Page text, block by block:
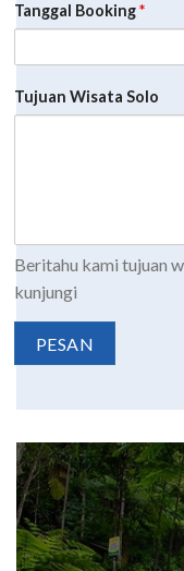
Tanggal Booking*
Tujuan Wisata Solo
Beritahu kami tujuan
kunjungi